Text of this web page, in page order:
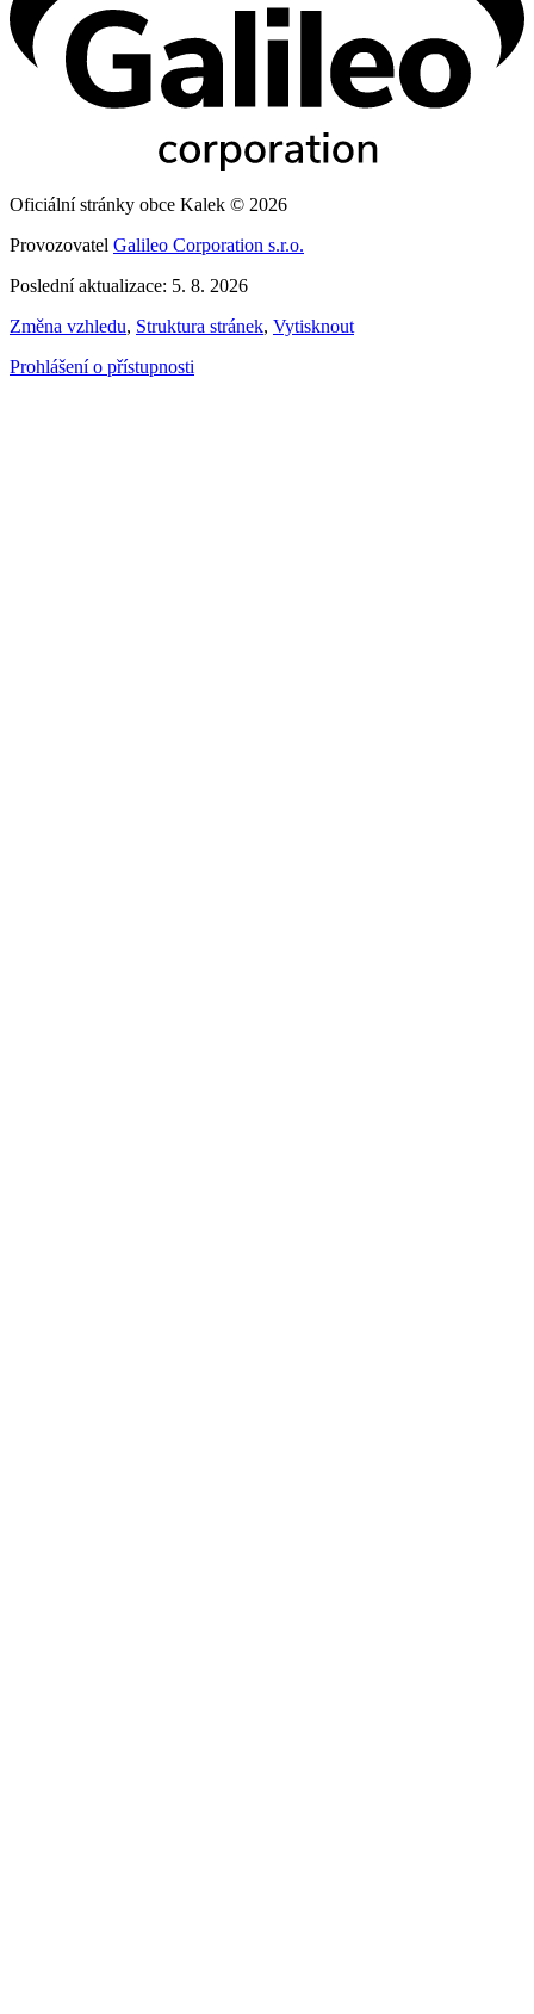
Oficiální stránky obce Kalek © 2026
Provozovatel Galileo Corporation s.r.o.
Poslední aktualizace: 5. 8. 2026
Změna vzhledu, Struktura stránek, Vytisknout
Prohlášení o přístupnosti